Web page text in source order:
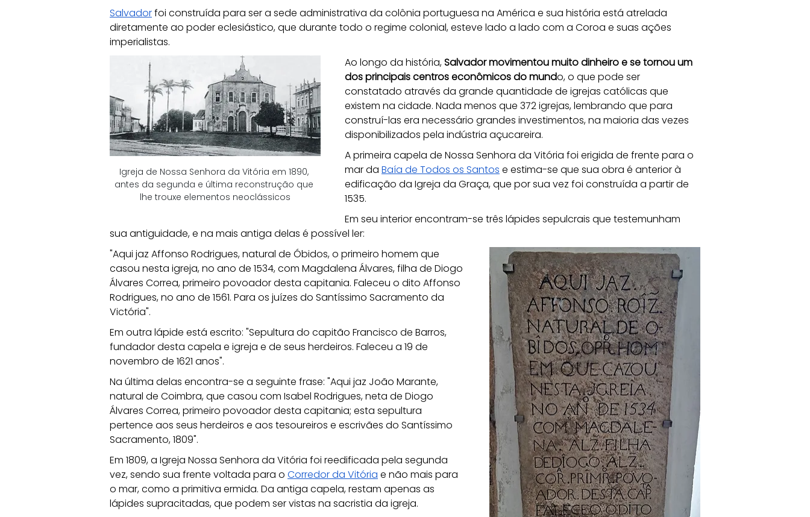
Salvador foi construída para ser a sede administrativa da colônia portuguesa na América e sua história está atrelada
diretamente ao poder eclesiástico, que durante todo o regime colonial, esteve lado a lado com a Coroa e suas ações
imperialistas.
Igreja de Nossa Senhora da Vitória em 1890,
antes da segunda e última reconstrução que
lhe trouxe elementos neoclássicos
Ao longo da história, Salvador movimentou muito dinheiro e se tornou um
dos principais centros econômicos do mundo, o que pode ser
constatado através da grande quantidade de igrejas católicas que
existem na cidade. Nada menos que 372 igrejas, lembrando que para
construí-las era necessário grandes investimentos, na maioria das vezes
disponibilizados pela indústria açucareira.
A primeira capela de Nossa Senhora da Vitória foi erigida de frente para o
mar da Baía de Todos os Santos e estima-se que sua obra é anterior à
edificação da Igreja da Graça, que por sua vez foi construída a partir de
1535.
Em seu interior encontram-se três lápides sepulcrais que testemunham
sua antiguidade, e na mais antiga delas é possível ler:
"Aqui jaz Affonso Rodrigues, natural de Óbidos, o primeiro homem que
casou nesta igreja, no ano de 1534, com Magdalena Álvares, filha de Diogo
Álvares Correa, primeiro povoador desta capitania. Faleceu o dito Affonso
Rodrigues, no ano de 1561. Para os juízes do Santíssimo Sacramento da
Victória".
Em outra lápide está escrito: "Sepultura do capitão Francisco de Barros,
fundador desta capela e igreja e de seus herdeiros. Faleceu a 19 de
novembro de 1621 anos".
Na última delas encontra-se a seguinte frase: "Aqui jaz João Marante,
natural de Coimbra, que casou com Isabel Rodrigues, neta de Diogo
Álvares Correa, primeiro povoador desta capitania; esta sepultura
pertence aos seus herdeiros e aos tesoureiros e escrivães do Santíssimo
Sacramento, 1809".
Em 1809, a Igreja Nossa Senhora da Vitória foi reedificada pela segunda
vez, sendo sua frente voltada para o Corredor da Vitória e não mais para
o mar, como a primitiva ermida. Da antiga capela, restam apenas as
lápides supracitadas, que podem ser vistas na sacristia da igreja.